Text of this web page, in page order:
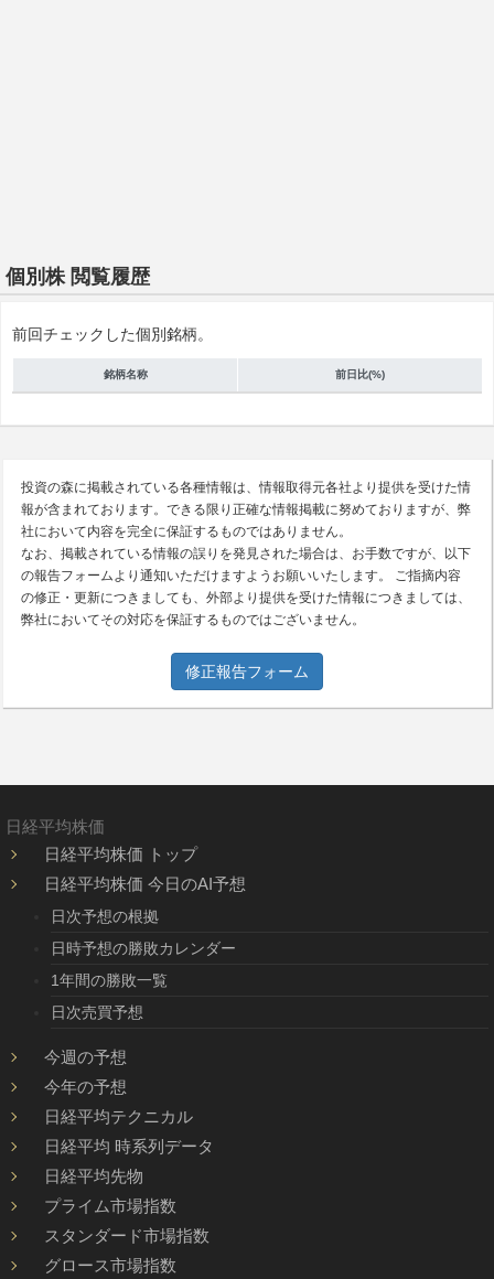
個別株 閲覧履歴
前回チェックした個別銘柄。
銘柄名称 前日比(%)
投資の森に掲載されている各種情報は、情報取得元各社より提供を受けた情
報が含まれております。できる限り正確な情報掲載に努めておりますが、弊
社において内容を完全に保証するものではありません。
なお、掲載されている情報の誤りを発見された場合は、お手数ですが、以下
の報告フォームより通知いただけますようお願いいたします。 ご指摘内容
の修正・更新につきましても、外部より提供を受けた情報につきましては、
弊社においてその対応を保証するものではございません。
修正報告フォーム
日経平均株価
日経平均株価 トップ
日経平均株価 今日のAI予想
日次予想の根拠
日時予想の勝敗カレンダー
1年間の勝敗一覧
日次売買予想
今週の予想
今年の予想
日経平均テクニカル
日経平均 時系列データ
日経平均先物
プライム市場指数
スタンダード市場指数
グロース市場指数